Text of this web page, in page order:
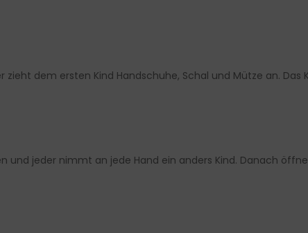
zieht dem ersten Kind Handschuhe, Schal und Mütze an.
und jeder nimmt an jede Hand ein anders Kind. Danach